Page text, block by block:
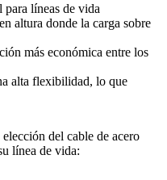
para líneas de vida
altura donde la carga sobre
más económica entre los
alta flexibilidad, lo que
del cable de acero
línea de vida: